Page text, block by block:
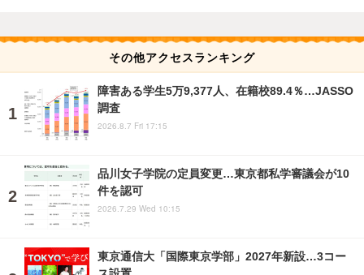
その他アクセスランキング
障害ある学生5万9,377人、在籍校89.4％…JASSO
調査
2026.8.7 Fri 17:15
品川女子学院の定員変更…東京都私学審議会が10
件を認可
2026.7.29 Wed 10:15
東京通信大「国際東京学部」2027年新設…3コー